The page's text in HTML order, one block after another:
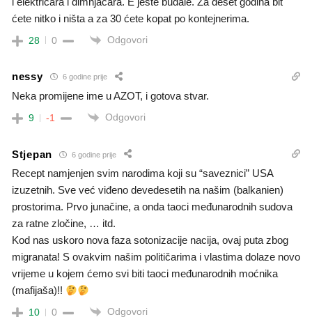
ćete nitko i ništa a za 30 ćete kopat po kontejnerima.
28 0 Odgovori
nessy 6 godine prije
Neka promijene ime u AZOT, i gotova stvar.
9 -1 Odgovori
Stjepan 6 godine prije
Recept namjenjen svim narodima koji su “saveznici” USA
izuzetnih. Sve već viđeno devedesetih na našim (balkanien)
prostorima. Prvo junačine, a onda taoci međunarodnih sudova
za ratne zločine, … itd.
Kod nas uskoro nova faza sotonizacije nacija, ovaj puta zbog
migranata! S ovakvim našim političarima i vlastima dolaze novo
vrijeme u kojem ćemo svi biti taoci međunarodnih moćnika
(mafijaša)!!
10 0 Odgovori